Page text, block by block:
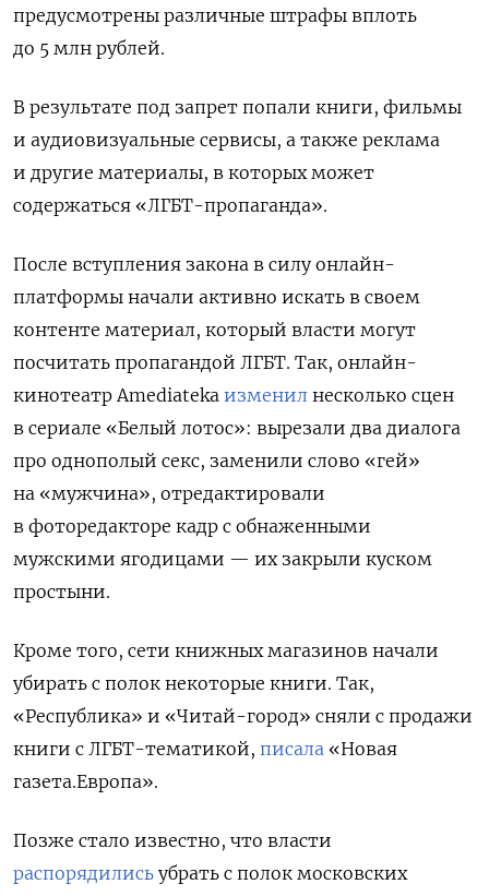
предусмотрены различные штрафы вплоть
до 5 млн рублей.
В результате под запрет попали книги, фильмы
и аудиовизуальные сервисы, а также реклама
и другие материалы, в которых может
содержаться «ЛГБТ-пропаганда».
После вступления закона в силу онлайн-
платформы начали активно искать в своем
контенте материал, который власти могут
посчитать пропагандой ЛГБТ. Так, онлайн-
кинотеатр Amediateka изменил несколько сцен
в сериале «Белый лотос»: вырезали два диалога
про однополый секс, заменили слово «гей»
на «мужчина», отредактировали
в фоторедакторе кадр с обнаженными
мужскими ягодицами — их закрыли куском
простыни.
Кроме того, сети книжных магазинов начали
убирать с полок некоторые книги. Так,
«Республика» и «Читай-город» сняли с продажи
книги с ЛГБТ-тематикой, писала «Новая
газета.Европа».
Позже стало известно, что власти
распорядились убрать с полок московских